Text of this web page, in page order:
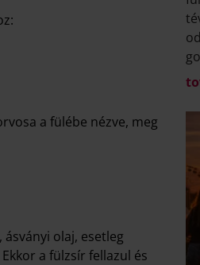
a fülébe nézve, meg
olaj, esetleg
a fülzsír fellazul és